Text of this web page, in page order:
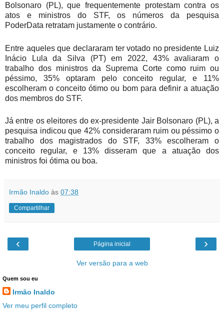
Bolsonaro (PL), que frequentemente protestam contra os
atos e ministros do STF, os números da pesquisa
PoderData retratam justamente o contrário.
Entre aqueles que declararam ter votado no presidente Luiz
Inácio Lula da Silva (PT) em 2022, 43% avaliaram o
trabalho dos ministros da Suprema Corte como ruim ou
péssimo, 35% optaram pelo conceito regular, e 11%
escolheram o conceito ótimo ou bom para definir a atuação
dos membros do STF.
Já entre os eleitores do ex-presidente Jair Bolsonaro (PL), a
pesquisa indicou que 42% consideraram ruim ou péssimo o
trabalho dos magistrados do STF, 33% escolheram o
conceito regular, e 13% disseram que a atuação dos
ministros foi ótima ou boa.
Irmão Inaldo às 07:38
Compartilhar
‹ ›
Página inicial
Ver versão para a web
Quem sou eu
Irmão Inaldo
Ver meu perfil completo